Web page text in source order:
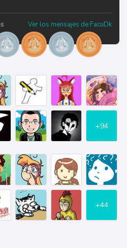
Ver los mensajes de FacuDk
+94
+44